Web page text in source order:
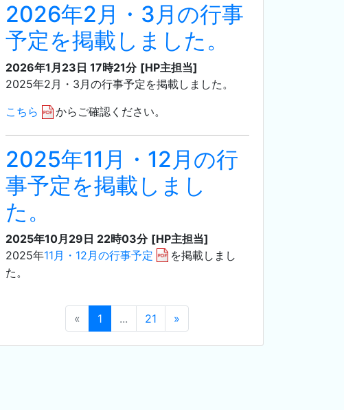
2026年2月・3月の行事
予定を掲載しました。
2026年1月23日 17時21分 [HP主担当]
2025年2月・3月の行事予定を掲載しました。
こちら
からご確認ください。
2025年11月・12月の行
事予定を掲載しまし
た。
2025年10月29日 22時03分 [HP主担当]
2025年11月・12月の行事予定
を掲載しまし
た。
« 1 ... 21 »